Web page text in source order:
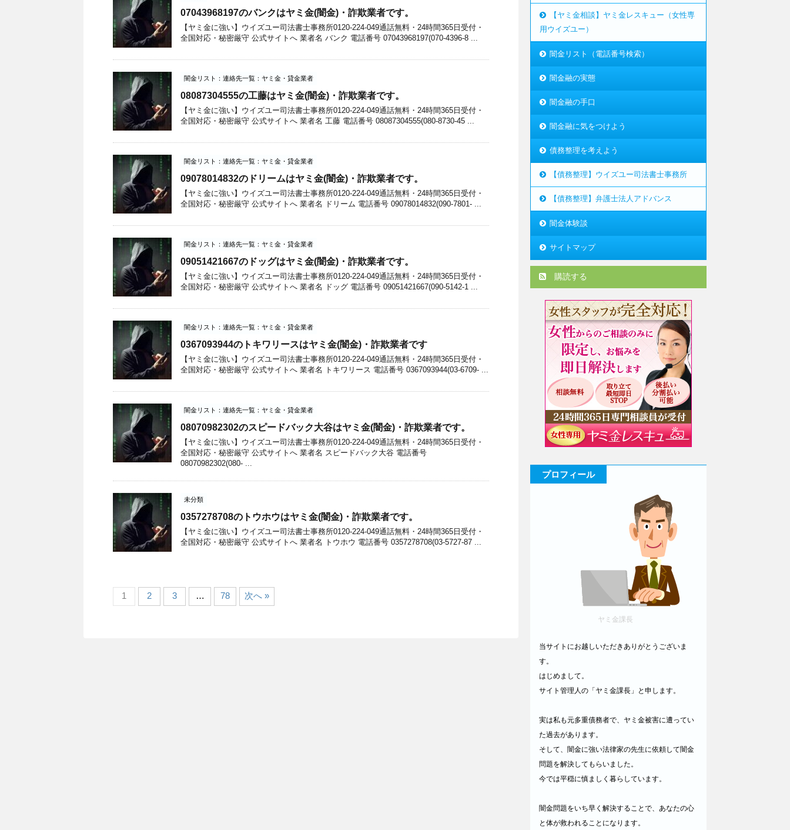
07043968197のバンクはヤミ金(闇金)・詐欺業者です。
【ヤミ金に強い】ウイズユー司法書士事務所0120-224-049通話無料・24時間365日受付・
全国対応・秘密厳守 公式サイトへ 業者名 バンク 電話番号 07043968197(070-4396-8 ...
闇金リスト：連絡先一覧：ヤミ金・貸金業者
08087304555の工藤はヤミ金(闇金)・詐欺業者です。
【ヤミ金に強い】ウイズユー司法書士事務所0120-224-049通話無料・24時間365日受付・
全国対応・秘密厳守 公式サイトへ 業者名 工藤 電話番号 08087304555(080-8730-45 ...
闇金リスト：連絡先一覧：ヤミ金・貸金業者
09078014832のドリームはヤミ金(闇金)・詐欺業者です。
【ヤミ金に強い】ウイズユー司法書士事務所0120-224-049通話無料・24時間365日受付・
全国対応・秘密厳守 公式サイトへ 業者名 ドリーム 電話番号 09078014832(090-7801- ...
闇金リスト：連絡先一覧：ヤミ金・貸金業者
09051421667のドッグはヤミ金(闇金)・詐欺業者です。
【ヤミ金に強い】ウイズユー司法書士事務所0120-224-049通話無料・24時間365日受付・
全国対応・秘密厳守 公式サイトへ 業者名 ドッグ 電話番号 09051421667(090-5142-1 ...
闇金リスト：連絡先一覧：ヤミ金・貸金業者
0367093944のトキワリースはヤミ金(闇金)・詐欺業者です
【ヤミ金に強い】ウイズユー司法書士事務所0120-224-049通話無料・24時間365日受付・
全国対応・秘密厳守 公式サイトへ 業者名 トキワリース 電話番号 0367093944(03-6709- ...
闇金リスト：連絡先一覧：ヤミ金・貸金業者
08070982302のスピードバック大谷はヤミ金(闇金)・詐欺業者です。
【ヤミ金に強い】ウイズユー司法書士事務所0120-224-049通話無料・24時間365日受付・
全国対応・秘密厳守 公式サイトへ 業者名 スピードバック大谷 電話番号
08070982302(080- ...
未分類
0357278708のトウホウはヤミ金(闇金)・詐欺業者です。
【ヤミ金に強い】ウイズユー司法書士事務所0120-224-049通話無料・24時間365日受付・
全国対応・秘密厳守 公式サイトへ 業者名 トウホウ 電話番号 0357278708(03-5727-87 ...
1 2 3 … 78 次へ »
【ヤミ金相談】ヤミ金レスキュー（女性専
用ウイズユー）
闇金リスト（電話番号検索）
闇金融の実態
闇金融の手口
闇金融に気をつけよう
債務整理を考えよう
【債務整理】ウイズユー司法書士事務所
【債務整理】弁護士法人アドバンス
闇金体験談
サイトマップ
購読する
プロフィール
ヤミ金課長
当サイトにお越しいただきありがとうございま
す。
はじめまして。
サイト管理人の「ヤミ金課長」と申します。
実は私も元多重債務者で、ヤミ金被害に遭ってい
た過去があります。
そして、闇金に強い法律家の先生に依頼して闇金
問題を解決してもらいました。
今では平穏に慎ましく暮らしています。
闇金問題をいち早く解決することで、あなたの心
と体が救われることになります。